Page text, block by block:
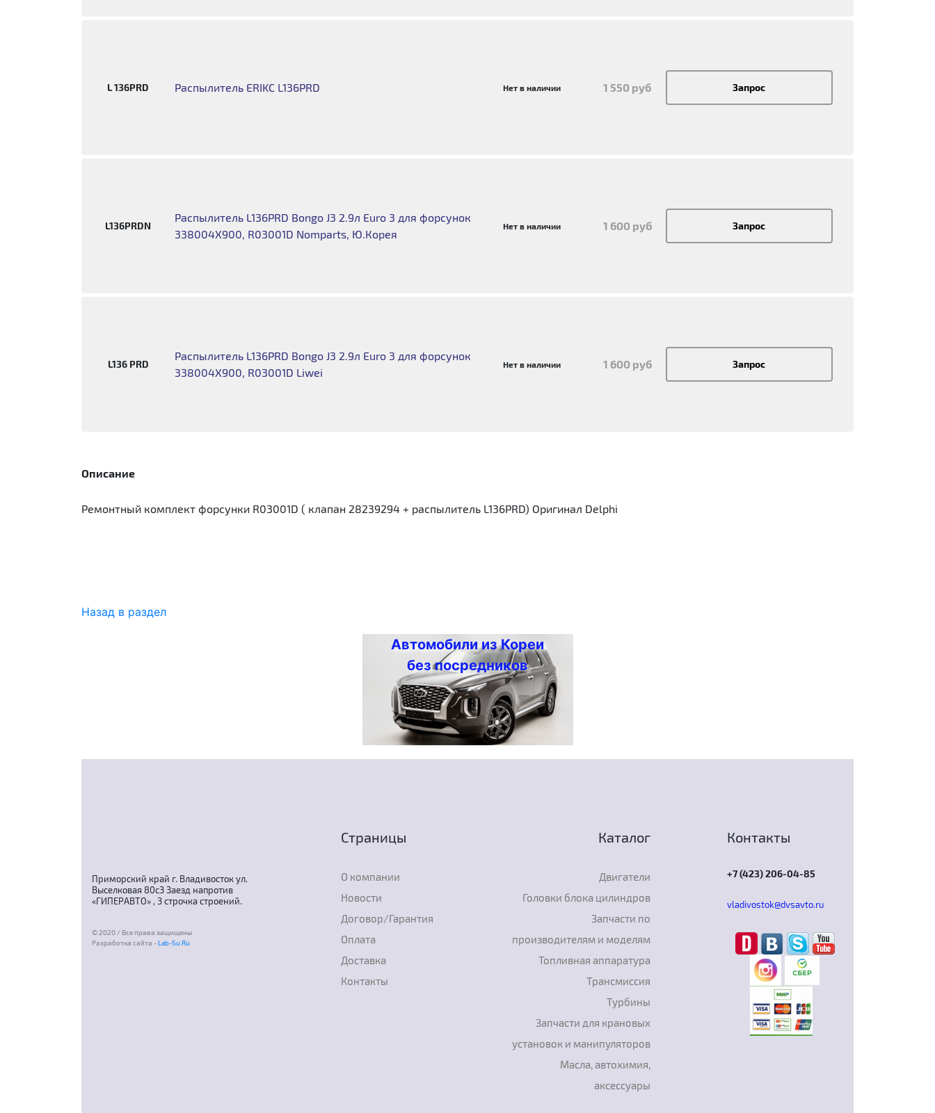
L 136PRD Распылитель ERIKC L136PRD Нет в наличии 1 550 руб Запрос
L136PRDN
Распылитель L136PRD Bongo J3 2.9л Euro 3 для форсунок
338004X900, R03001D Nomparts, Ю.Корея
Нет в наличии 1 600 руб Запрос
L136 PRD
Распылитель L136PRD Bongo J3 2.9л Euro 3 для форсунок
338004X900, R03001D Liwei
Нет в наличии 1 600 руб Запрос
Описание
Ремонтный комплект форсунки R03001D ( клапан 28239294 + распылитель L136PRD) Оригинал Delphi
Назад в раздел
Автомобили из Кореи
без посредников
Приморский край г. Владивосток ул.
Выселковая 80с3 Заезд напротив
«ГИПЕРАВТО» , 3 строчка строений.
© 2020 / Все права защищены
Разработка сайта -Lab-Su.Ru
Страницы
О компании
Новости
Договор/Гарантия
Оплата
Доставка
Контакты
Каталог
Двигатели
Головки блока цилиндров
Запчасти по
производителям и моделям
Топливная аппаратура
Трансмиссия
Турбины
Запчасти для крановых
установок и манипуляторов
Масла, автохимия,
аксессуары
Контакты
+7 (423) 206-04-85
vladivostok@dvsavto.ru